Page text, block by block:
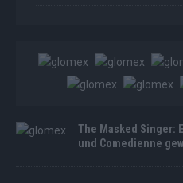
The Masked Singer:
und Comedienne